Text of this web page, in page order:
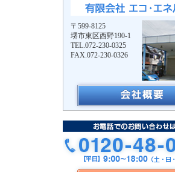
〒599-8125
堺市東区西野190-1
TEL.072-230-0325
FAX.072-230-0326